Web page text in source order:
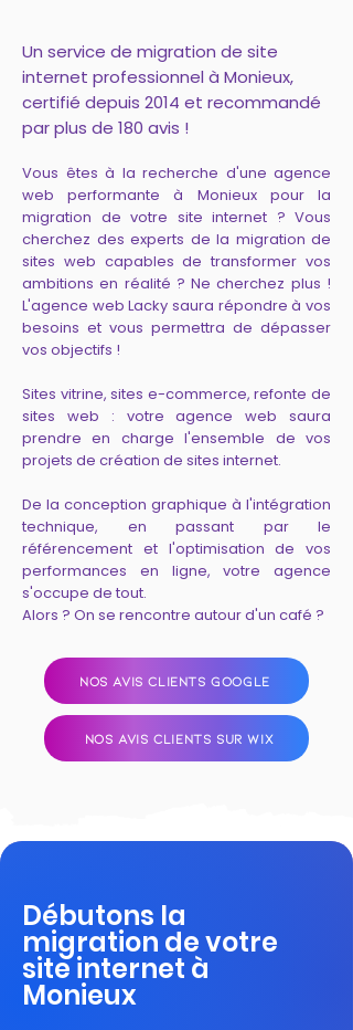
Un service de migration de site
internet professionnel à Monieux,
certifié depuis 2014 et recommandé
par plus de 180 avis !
Vous êtes à la recherche d'une agence
web performante à Monieux pour la
migration de votre site internet ? Vous
cherchez des experts de la migration de
sites web capables de transformer vos
ambitions en réalité ? Ne cherchez plus !
L'agence web Lacky saura répondre à vos
besoins et vous permettra de dépasser
vos objectifs !
Sites vitrine, sites e-commerce, refonte de
sites web : votre agence web saura
prendre en charge l'ensemble de vos
projets de création de sites internet.
De la conception graphique à l'intégration
technique, en passant par le
référencement et l'optimisation de vos
performances en ligne, votre agence
s'occupe de tout.
Alors ? On se rencontre autour d'un café ?
NOS AVIS CLIENTS GOOGLE
NOS AVIS CLIENTS SUR WIX
Débutons la
migration de votre
site internet à
Monieux